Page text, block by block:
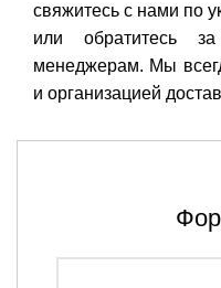
свяжитесь с нами по
или обратитесь
менеджерам. Мы
и организацией